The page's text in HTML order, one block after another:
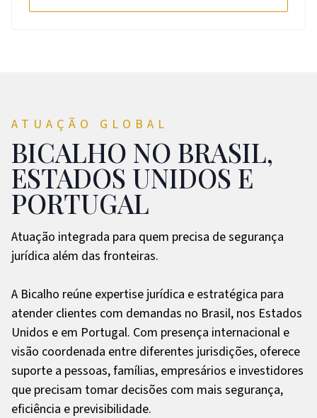
ATUAÇÃO GLOBAL
BICALHO NO BRASIL,
ESTADOS UNIDOS E
PORTUGAL
Atuação integrada para quem precisa de segurança
jurídica além das fronteiras.
A Bicalho reúne expertise jurídica e estratégica para
atender clientes com demandas no Brasil, nos Estados
Unidos e em Portugal. Com presença internacional e
visão coordenada entre diferentes jurisdições, oferece
suporte a pessoas, famílias, empresários e investidores
que precisam tomar decisões com mais segurança,
eficiência e previsibilidade.